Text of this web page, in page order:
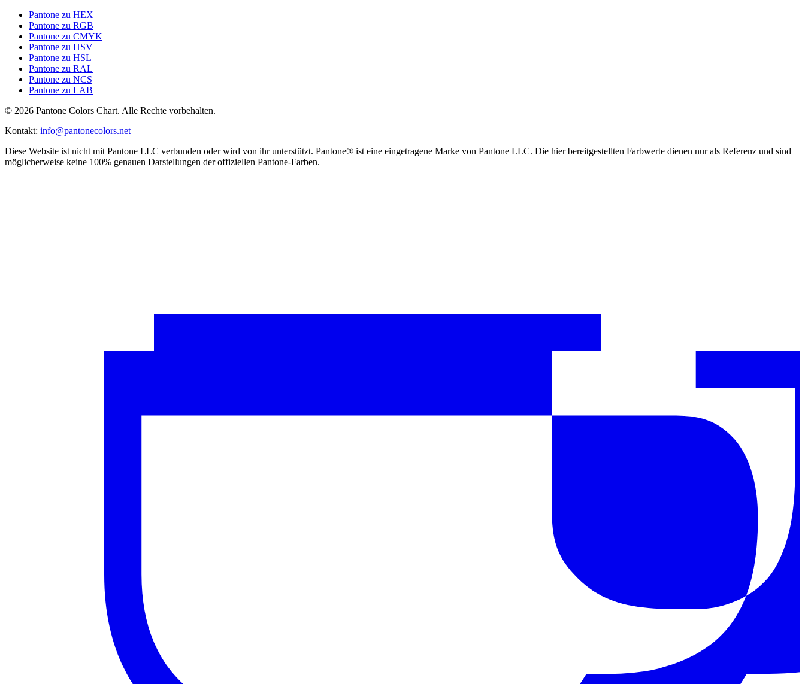
Pantone zu HEX
Pantone zu RGB
Pantone zu CMYK
Pantone zu HSV
Pantone zu HSL
Pantone zu RAL
Pantone zu NCS
Pantone zu LAB
© 2026 Pantone Colors Chart. Alle Rechte vorbehalten.
Kontakt: info@pantonecolors.net
Diese Website ist nicht mit Pantone LLC verbunden oder wird von ihr unterstützt. Pantone® ist eine eingetragene Marke von Pantone LLC. Die hier bereitgestellten Farbwerte dienen nur als Referenz und sind
möglicherweise keine 100% genauen Darstellungen der offiziellen Pantone-Farben.